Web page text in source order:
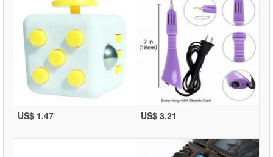
US$ 1.47 US$ 3.21